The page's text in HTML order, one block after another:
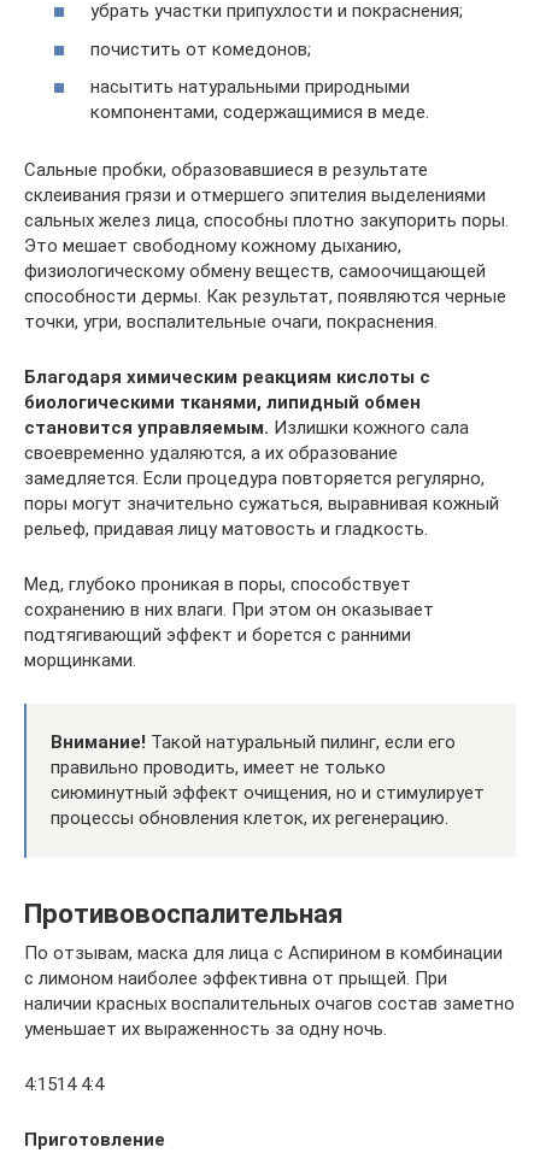
убрать участки припухлости и покраснения;
почистить от комедонов;
насытить натуральными природными
компонентами, содержащимися в меде.
Сальные пробки, образовавшиеся в результате
склеивания грязи и отмершего эпителия выделениями
сальных желез лица, способны плотно закупорить поры.
Это мешает свободному кожному дыханию,
физиологическому обмену веществ, самоочищающей
способности дермы. Как результат, появляются черные
точки, угри, воспалительные очаги, покраснения.
Благодаря химическим реакциям кислоты с
биологическими тканями, липидный обмен
становится управляемым. Излишки кожного сала
своевременно удаляются, а их образование
замедляется. Если процедура повторяется регулярно,
поры могут значительно сужаться, выравнивая кожный
рельеф, придавая лицу матовость и гладкость.
Мед, глубоко проникая в поры, способствует
сохранению в них влаги. При этом он оказывает
подтягивающий эффект и борется с ранними
морщинками.
Внимание! Такой натуральный пилинг, если его
правильно проводить, имеет не только
сиюминутный эффект очищения, но и стимулирует
процессы обновления клеток, их регенерацию.
Противовоспалительная
По отзывам, маска для лица с Аспирином в комбинации
с лимоном наиболее эффективна от прыщей. При
наличии красных воспалительных очагов состав заметно
уменьшает их выраженность за одну ночь.
4:1514 4:4
Приготовление